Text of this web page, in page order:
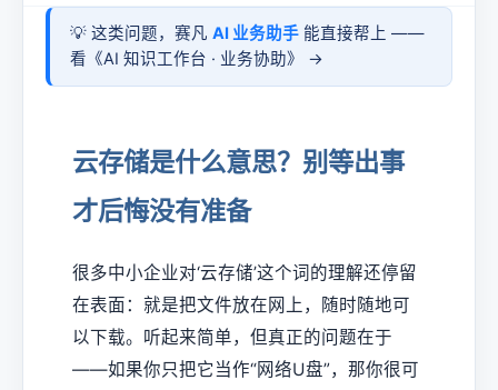
💡 这类问题，赛凡 AI 业务助手 能直接帮上 ——
看《AI 知识工作台 · 业务协助》 →
云存储是什么意思？别等出事
才后悔没有准备
很多中小企业对‘云存储’这个词的理解还停留
在表面：就是把文件放在网上，随时随地可
以下载。听起来简单，但真正的问题在于
——如果你只把它当作“网络U盘”，那你很可